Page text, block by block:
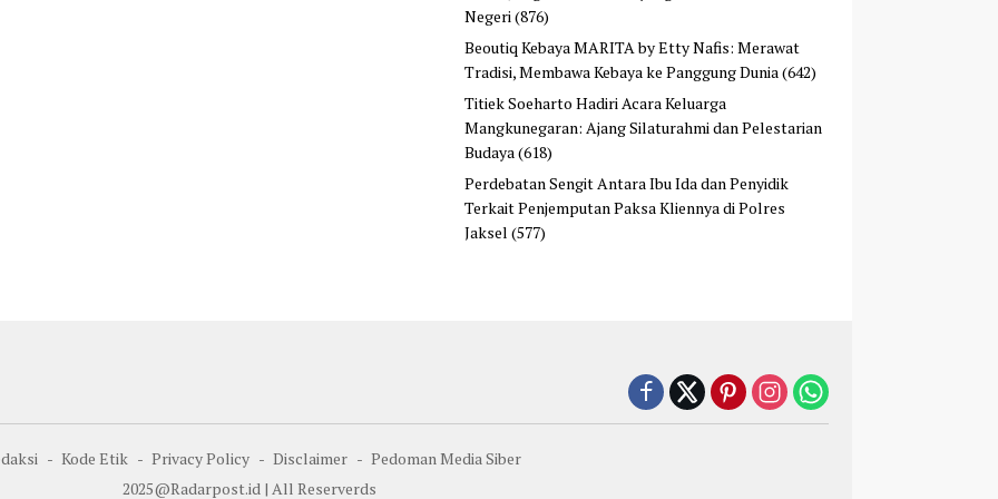
Negeri(876)
Beoutiq Kebaya MARITA by Etty Nafis: Merawat
Tradisi, Membawa Kebaya ke Panggung Dunia(642)
Titiek Soeharto Hadiri Acara Keluarga
Mangkunegaran: Ajang Silaturahmi dan Pelestarian
Budaya(618)
Perdebatan Sengit Antara Ibu Ida dan Penyidik
Terkait Penjemputan Paksa Kliennya di Polres
Jaksel (577)
Kode Etik Privacy Policy Disclaimer
Pedoman Media Siber
2025@Radarpost.id | All Reserverds